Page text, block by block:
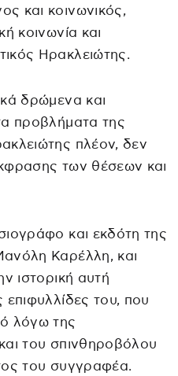
και κοινωνικός,
κοινωνία και
Ηρακλειώτης.
δρώμενα και
προβλήματα της
πλέον, δεν
των θέσεων και
και εκδότη της
Καρέλλη, και
ιστορική αυτή
επιφυλλίδες του, που
λόγω της
του σπινθηροβόλου
του συγγραφέα.